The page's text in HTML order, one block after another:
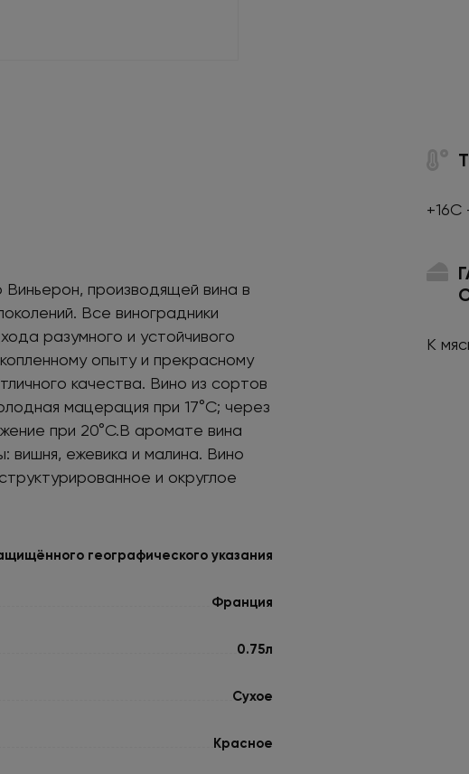
производящей вина в
Все виноградники
разумного и устойчивого
опыту и прекрасному
качества. Вино из сортов
мацерация при 17°C; через
при 20°C.В аромате вина
ежевика и малина. Вино
и округлое
географического указания
Франция
0.75л
Сухое
Красное
+16С
К